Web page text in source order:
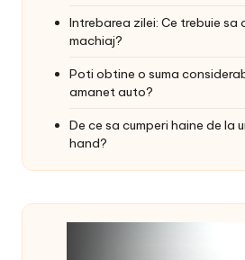
Intrebarea zilei: Ce trebuie
machiaj?
Poti obtine o suma
amanet auto?
De ce sa cumperi haine de la
hand?